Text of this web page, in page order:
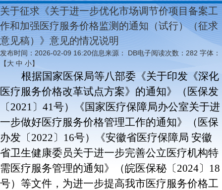
关于征求《关于进一步优化市场调节价项目备案工
作和加强医疗服务价格监测的通知（试行）（征求
意见稿）》意见的情况说明
发布时间：2026-02-09 16:20信息来源： DB电子阅读次数： 282 字体：
【大 中 小】
根据国家医保局等八部委《关于印发《深化
医疗服务价格改革试点方案》的通知》（医保发
〔2021〕41号）《国家医疗保障局办公室关于进
一步做好医疗服务价格管理工作的通知》（医保
办发〔2022〕16号）《安徽省医疗保障局 安徽
省卫生健康委员关于进一步完善公立医疗机构特
需医疗服务管理的通知》（皖医保秘〔2024〕18
号）等文件，为进一步提高我市医疗服务价格工